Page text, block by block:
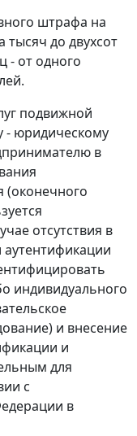
штрафа на
тысяч до двухсот
- от одного
подвижной
- юридическому
в
(оконечного
отсутствия в
индивидуального
и внесение
и
для
с
в